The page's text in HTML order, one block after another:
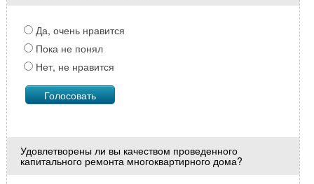
Да, очень нравится
Пока не понял
Нет, не нравится
Удовлетворены ли вы качеством проведенного
капитального ремонта многоквартирного дома?